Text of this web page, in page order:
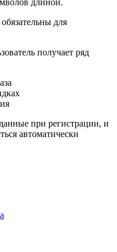
длиной.
для
получает ряд
при регистрации, и
автоматически